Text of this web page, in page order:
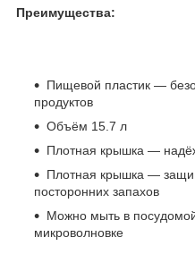
Преимущества:
Пищевой пластик —
продуктов
Объём 15.7 л
Плотная крышка —
Плотная крышка —
посторонних запахов
Можно мыть в
микроволновке